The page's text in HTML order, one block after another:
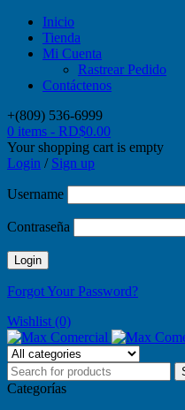
Inicio
Tienda
Mi Cuenta
Rastrear Pedido
Contáctenos
+(809) 536-6999
0 items - RD$0.00
Your shopping cart is empty
Login / Sign up
Username
Contraseña
Forgot Your Password?
Wishlist (0)
Categorías